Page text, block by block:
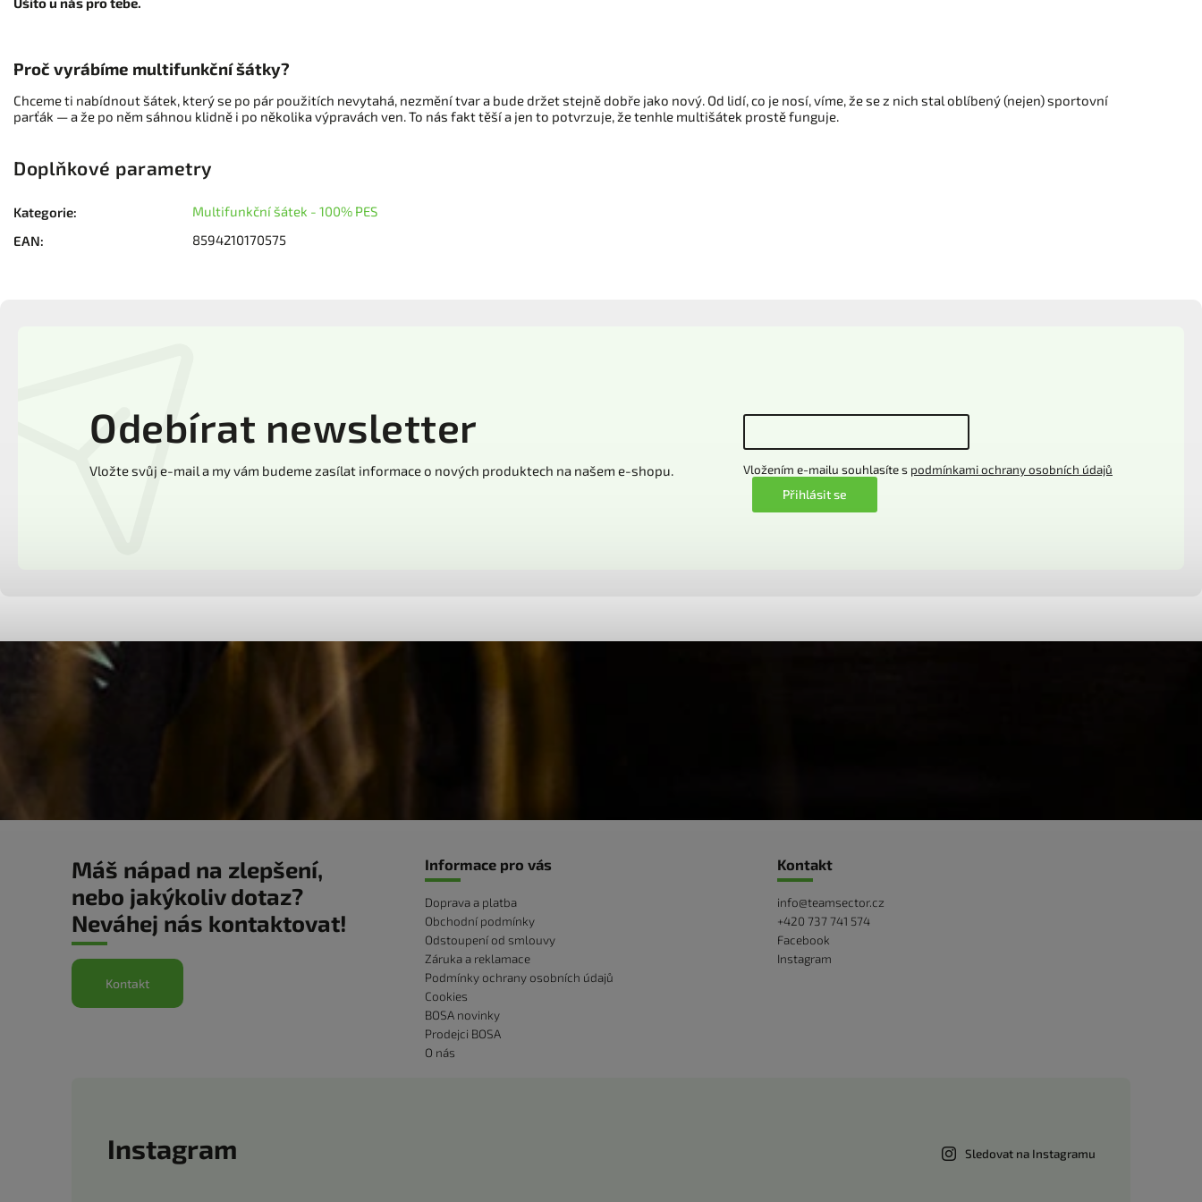
Proč vyrábíme multifunkční šátky?
Chceme ti nabídnout šátek, který se po pár použitích nevytahá, nezmění tvar a bude držet stejně dobře jako nový. Od lidí, co je nosí, víme, že se z nich stal oblíbený (nejen) sportovní
parťák — a že po něm sáhnou klidně i po několika výpravách ven. To nás fakt těší a jen to potvrzuje, že tenhle multišátek prostě funguje.
Doplňkové parametry
Kategorie:
Multifunkční šátek - 100% PES
EAN: 8594210170575
Odebírat newsletter
Vložte svůj e-mail a my vám budeme zasílat informace o nových produktech na našem e-shopu. Vložením e-mailu souhlasíte s podmínkami ochrany osobních údajů
Přihlásit se
Máš nápad na zlepšení,
nebo jakýkoliv dotaz?
Neváhej nás kontaktovat!
Kontakt
Informace pro vás
Doprava a platba
Obchodní podmínky
Odstoupení od smlouvy
Záruka a reklamace
Podmínky ochrany osobních údajů
Cookies
BOSA novinky
Prodejci BOSA
O nás
Kontakt
info@teamsector.cz
+420 737 741 574
Facebook
Instagram
Instagram Sledovat na Instagramu